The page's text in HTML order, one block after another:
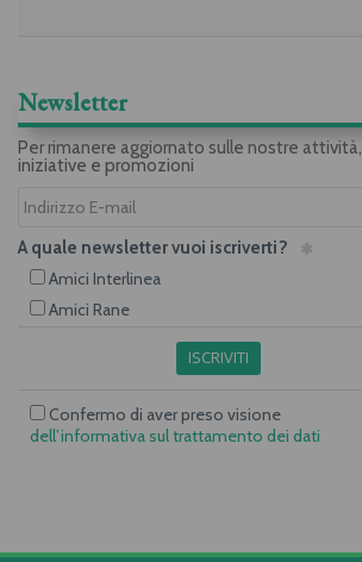
Newsletter
Per rimanere aggiornato sulle nostre attività,
iniziative e promozioni
A quale newsletter vuoi iscriverti?
Amici Interlinea
Amici Rane
ISCRIVITI
Confermo di aver preso visione
dell’informativa sul trattamento dei dati